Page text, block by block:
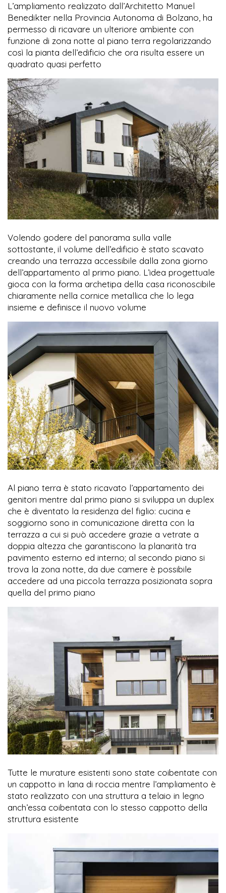
L’ampliamento realizzato dall’Architetto Manuel
Benedikter nella Provincia Autonoma di Bolzano, ha
permesso di ricavare un ulteriore ambiente con
funzione di zona notte al piano terra regolarizzando
così la pianta dell’edificio che ora risulta essere un
quadrato quasi perfetto
Volendo godere del panorama sulla valle
sottostante, il volume dell’edificio è stato scavato
creando una terrazza accessibile dalla zona giorno
dell’appartamento al primo piano. L’idea progettuale
gioca con la forma archetipa della casa riconoscibile
chiaramente nella cornice metallica che lo lega
insieme e definisce il nuovo volume
Al piano terra è stato ricavato l’appartamento dei
genitori mentre dal primo piano si sviluppa un duplex
che è diventato la residenza del figlio: cucina e
soggiorno sono in comunicazione diretta con la
terrazza a cui si può accedere grazie a vetrate a
doppia altezza che garantiscono la planarità tra
pavimento esterno ed interno; al secondo piano si
trova la zona notte, da due camere è possibile
accedere ad una piccola terrazza posizionata sopra
quella del primo piano
Tutte le murature esistenti sono state coibentate con
un cappotto in lana di roccia mentre l’ampliamento è
stato realizzato con una struttura a telaio in legno
anch’essa coibentata con lo stesso cappotto della
struttura esistente